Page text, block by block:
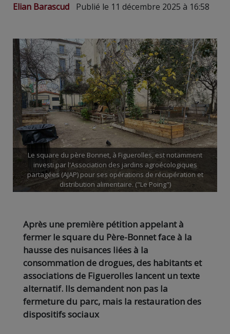
Elian Barascud Publié le 11 décembre 2025 à 16:58
Le square du père Bonnet, à Figuerolles, est notamment
investi par l'Association des jardins agroécologiques
partagées (AJAP) pour ses opérations de récupération et
distribution alimentaire. ("Le Poing")
Après une première pétition appelant à
fermer le square du Père-Bonnet face à la
hausse des nuisances liées à la
consommation de drogues, des habitants et
associations de Figuerolles lancent un texte
alternatif. Ils demandent non pas la
fermeture du parc, mais la restauration des
dispositifs sociaux